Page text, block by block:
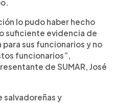
lo pudo haber hecho
suficiente evidencia de
sus funcionarios y no
funcionarios”,
de SUMAR, José
y